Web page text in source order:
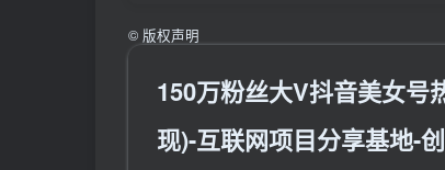
© 版权声明
150万粉丝大V抖音美女号
现)-互联网项目分享基地-